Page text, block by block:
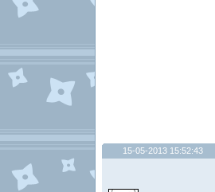
15-05-2013 15:52:43